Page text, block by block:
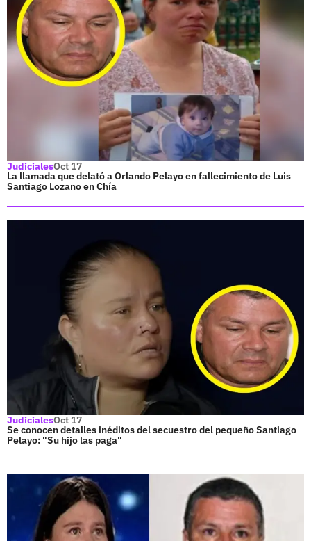
JudicialesOct 17
La llamada que delató a Orlando Pelayo en fallecimiento de Luis
Santiago Lozano en Chía
JudicialesOct 17
Se conocen detalles inéditos del secuestro del pequeño Santiago
Pelayo: "Su hijo las paga"